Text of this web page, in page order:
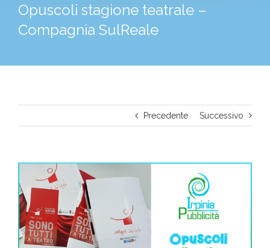
Opuscoli stagione teatrale –
Compagnia SulReale
Precedente Successivo
Ingrandisci
immagine